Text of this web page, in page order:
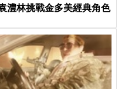
澧林挑戰金多美經典角色